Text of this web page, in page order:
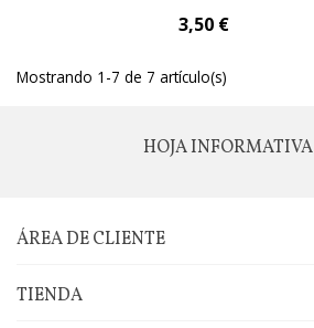
3,50 €
Mostrando 1-7 de 7 artículo(s)
HOJA INFORMATIVA
ÁREA DE CLIENTE
TIENDA